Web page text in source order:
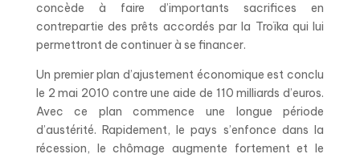
concède à faire d’importants sacrifices en
contrepartie des prêts accordés par la Troïka qui lui
permettront de continuer à se financer.
Un premier plan d’ajustement économique est conclu
le 2 mai 2010 contre une aide de 110 milliards d’euros.
Avec ce plan commence une longue période
d’austérité. Rapidement, le pays s’enfonce dans la
récession, le chômage augmente fortement et le